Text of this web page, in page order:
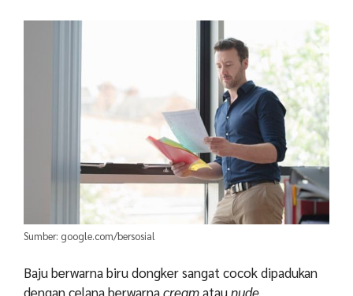
Sumber: google.com/bersosial
Baju berwarna biru dongker sangat cocok dipadukan
dengan celana berwarnacreamataunude.